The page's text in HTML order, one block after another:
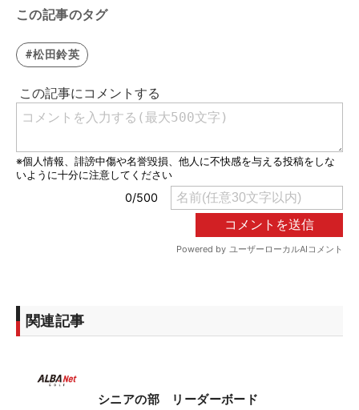
この記事のタグ
#松田鈴英
関連記事
シニアの部 リーダーボード